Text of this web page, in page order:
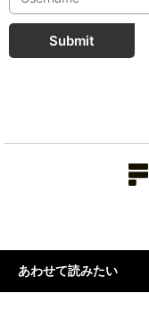
Submit
あわせて読みたい